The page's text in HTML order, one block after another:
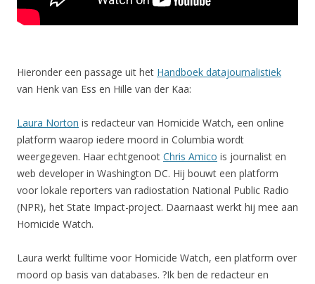
Hieronder een passage uit het Handboek datajournalistiek
van Henk van Ess en Hille van der Kaa:
Laura Norton is redacteur van Homicide Watch, een online
platform waarop iedere moord in Columbia wordt
weergegeven. Haar echtgenoot Chris Amico is journalist en
web developer in Washington DC. Hij bouwt een platform
voor lokale reporters van radiostation National Public Radio
(NPR), het State Impact-project. Daarnaast werkt hij mee aan
Homicide Watch.
Laura werkt fulltime voor Homicide Watch, een platform over
moord op basis van databases. ?Ik ben de redacteur en